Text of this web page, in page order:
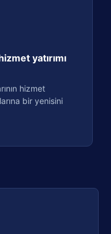
yatırımı
hizmet
bir yenisini